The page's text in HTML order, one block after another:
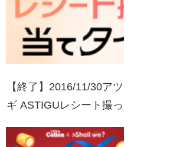
【終了】2016/11/30アツ
ギ ASTIGUレシート撮っ